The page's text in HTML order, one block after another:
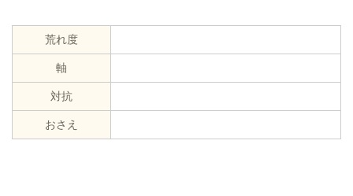
荒れ度
軸
対抗
おさえ